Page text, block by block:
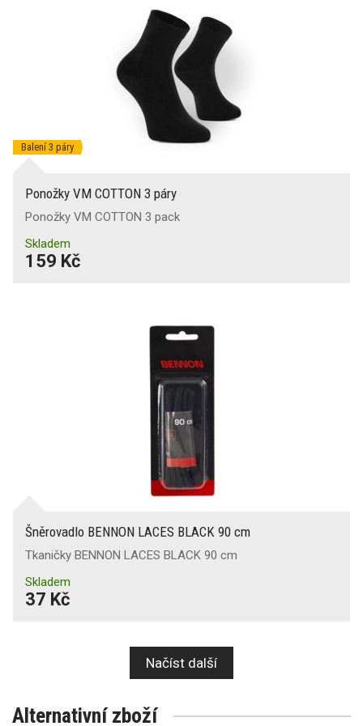
Balení 3 páry
Ponožky VM COTTON 3 páry
Ponožky VM COTTON 3 pack
Skladem
159 Kč
Šněrovadlo BENNON LACES BLACK 90 cm
Tkaničky BENNON LACES BLACK 90 cm
Skladem
37 Kč
Načíst další
Alternativní zboží